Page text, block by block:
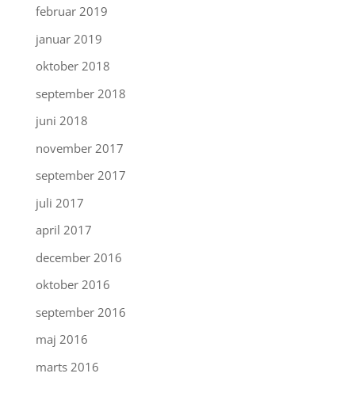
februar 2019
januar 2019
oktober 2018
september 2018
juni 2018
november 2017
september 2017
juli 2017
april 2017
december 2016
oktober 2016
september 2016
maj 2016
marts 2016